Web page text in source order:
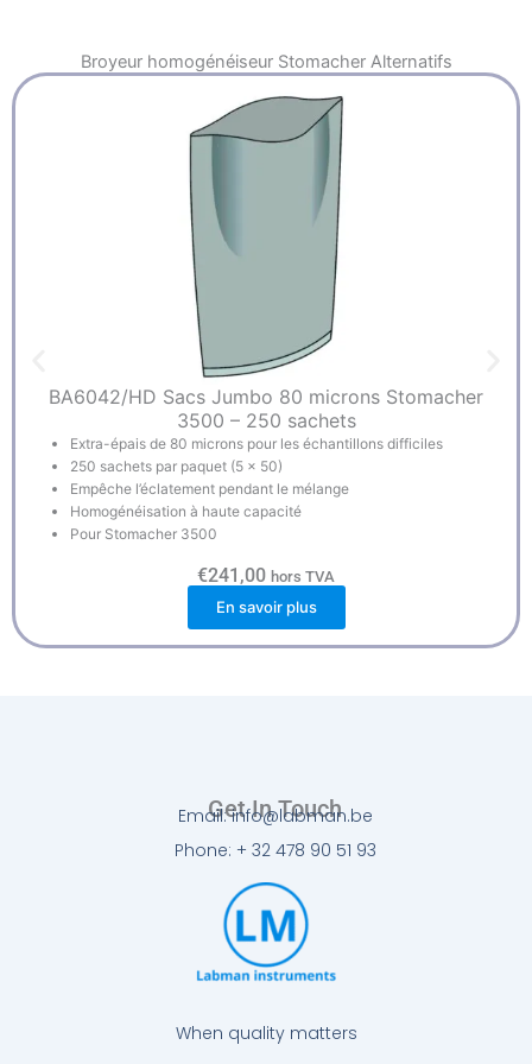
Broyeur homogénéiseur StomacherAlternatifs
BA6042/HD Sacs Jumbo 80 microns Stomacher
3500 – 250 sachets
Extra-épais de 80 microns pour les échantillons difficiles
250 sachets par paquet (5 x 50)
Empêche l’éclatement pendant le mélange
Homogénéisation à haute capacité
Pour Stomacher 3500
€241,00 hors TVA
En savoir plus
When quality matters
Get In Touch
Email: info@labman.be
Phone: + 32 478 90 51 93